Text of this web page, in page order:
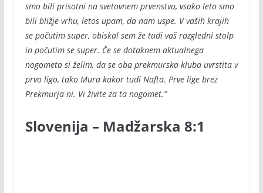
smo bili prisotni na svetovnem prvenstvu, vsako leto smo
bili bližje vrhu, letos upam, da nam uspe. V vaših krajih
se počutim super, obiskal sem že tudi vaš razgledni stolp
in počutim se super. Če se dotaknem aktualnega
nogometa si želim, da se oba prekmurska kluba uvrstita v
prvo ligo, tako Mura kakor tudi Nafta. Prve lige brez
Prekmurja ni. Vi živite za ta nogomet.”
Slovenija – Madžarska 8:1